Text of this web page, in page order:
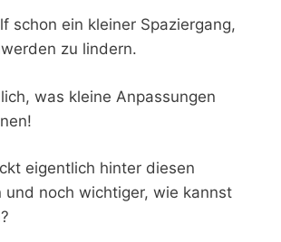
schon ein kleiner Spaziergang,
zu lindern.
was kleine Anpassungen
eigentlich hinter diesen
und noch wichtiger, wie kannst